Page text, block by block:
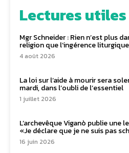
Lectures utiles
Mgr Schneider : Rien n’est plus
religion que l’ingérence liturgique
4 août 2026
La loi sur l’aide à mourir sera
mardi, dans l’oubli de l’essentiel
1 juillet 2026
L’archevêque Viganò publie une
«Je déclare que je ne suis pas
16 juin 2026